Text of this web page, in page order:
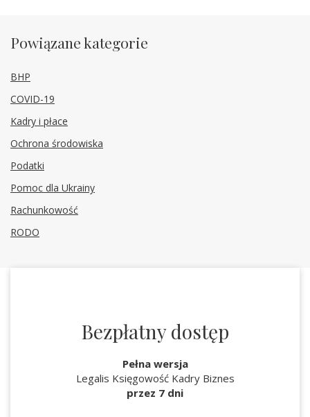
Powiązane kategorie
BHP
COVID-19
Kadry i płace
Ochrona środowiska
Podatki
Pomoc dla Ukrainy
Rachunkowość
RODO
Bezpłatny dostęp
Pełna wersja
Legalis Księgowość Kadry Biznes
przez 7 dni